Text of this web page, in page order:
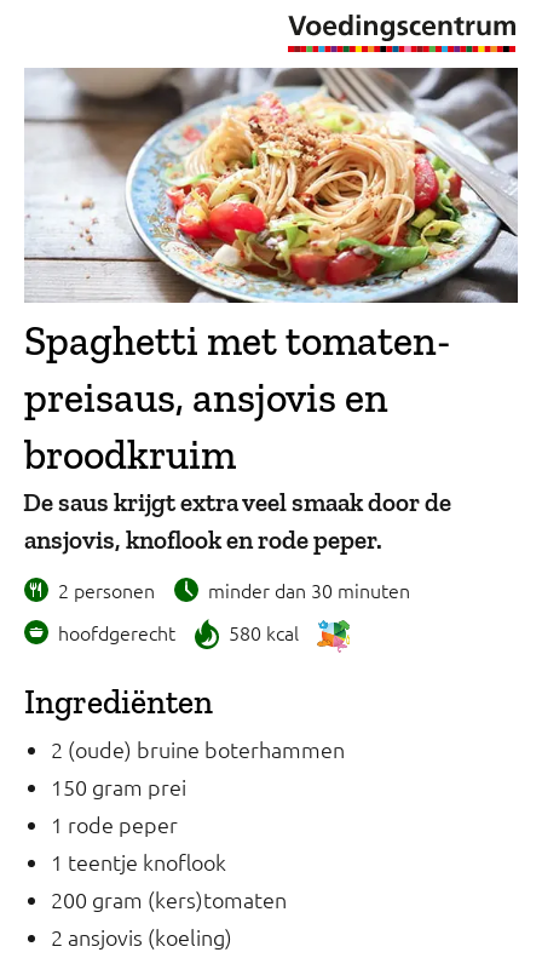
Spaghetti met tomaten-
preisaus, ansjovis en
broodkruim
De saus krijgt extra veel smaak door de
ansjovis, knoflook en rode peper.
2 personen
minder dan 30 minuten
hoofdgerecht
580 kcal
Ingrediënten
2 (oude) bruine boterhammen
150 gram prei
1 rode peper
1 teentje knoflook
200 gram (kers)tomaten
2 ansjovis (koeling)